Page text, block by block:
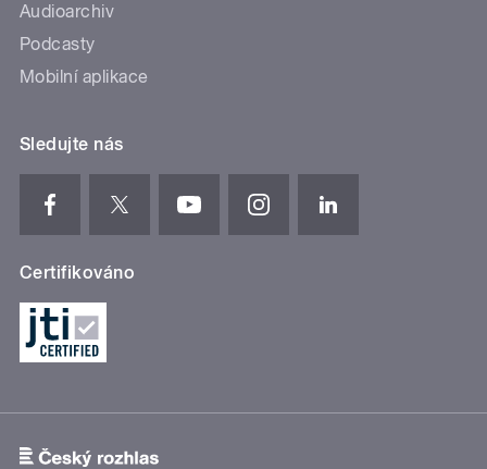
Audioarchiv
Podcasty
Mobilní aplikace
Sledujte nás
Certifikováno